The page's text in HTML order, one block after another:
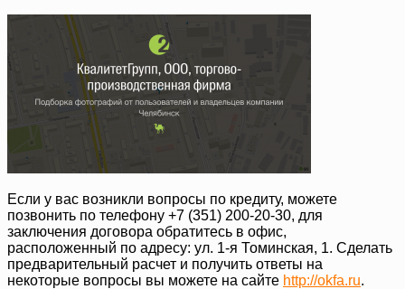
Если у вас возникли вопросы по кредиту, можете
позвонить по телефону +7 (351) 200-20-30, для
заключения договора обратитесь в офис,
расположенный по адресу: ул. 1-я Томинская, 1. Сделать
предварительный расчет и получить ответы на
некоторые вопросы вы можете на сайте http://okfa.ru.